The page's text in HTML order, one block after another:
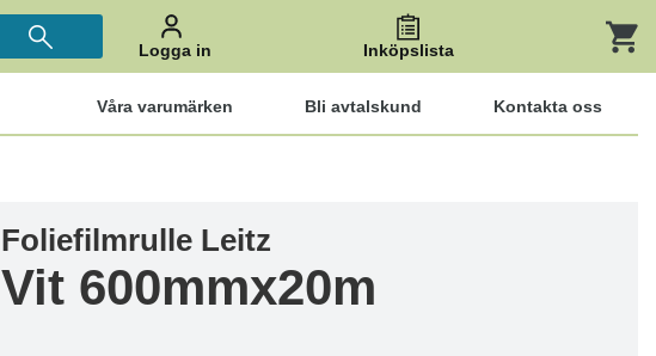
Logga in Inköpslista
Våra varumärken Bli avtalskund Kontakta oss
Foliefilmrulle Leitz
Vit 600mmx20m